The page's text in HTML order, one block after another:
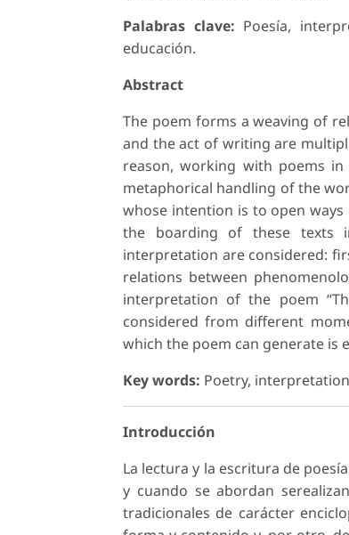
Palabras clave: Poesía,
educación.
Abstract
The poem forms a weaving of
and the act of writing are
reason, working with poems
metaphorical handling of the
whose intention is to open
the boarding of these texts
interpretation are considered:
relations between
interpretation of the poem
considered from different
which the poem can generate is
Key words: Poetry,
Introducción
La lectura y la escritura de
y cuando se abordan
tradicionales de carácter